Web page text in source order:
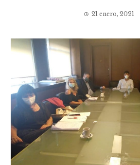
21 enero, 2021